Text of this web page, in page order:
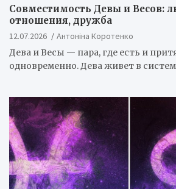
Совместимость Девы и Весов:
отношения, дружба
12.07.2026
Антоніна Коротенко
Дева и Весы — пара, где есть и
одновременно. Дева живет в